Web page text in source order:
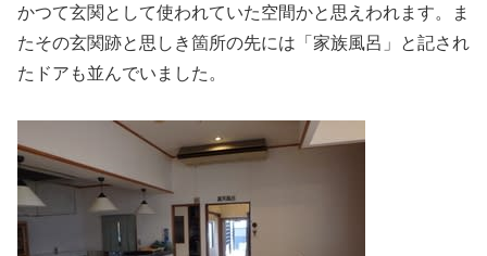
かつて玄関として使われていた空間かと思えわれます。ま
たその玄関跡と思しき箇所の先には「家族風呂」と記され
たドアも並んでいました。